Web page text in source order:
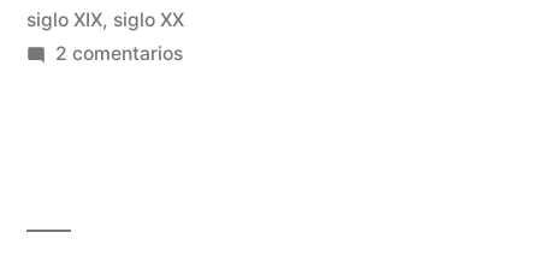
siglo XIX, siglo XX
2 comentariosen